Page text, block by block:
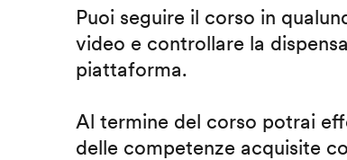
Puoi seguire il corso in
video e controllare la
piattaforma.
Al termine del corso potrai
delle competenze acquisite